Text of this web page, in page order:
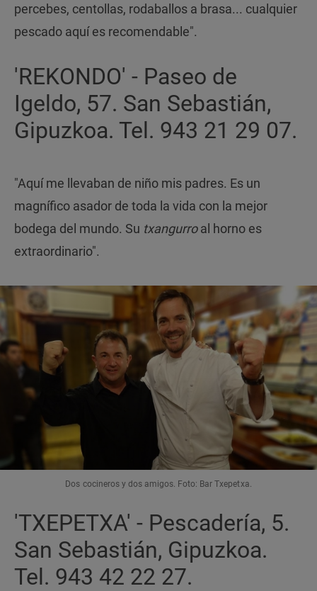
percebes, centollas, rodaballos a brasa... cualquier
pescado aquí es recomendable".
'REKONDO' - Paseo de
Igeldo, 57. San Sebastián,
Gipuzkoa. Tel. 943 21 29 07.
"Aquí me llevaban de niño mis padres. Es un
magnífico asador de toda la vida con la mejor
bodega del mundo. Su txangurroal horno es
extraordinario".
Dos cocineros y dos amigos. Foto: Bar Txepetxa.
'TXEPETXA' - Pescadería, 5.
San Sebastián, Gipuzkoa.
Tel. 943 42 22 27.